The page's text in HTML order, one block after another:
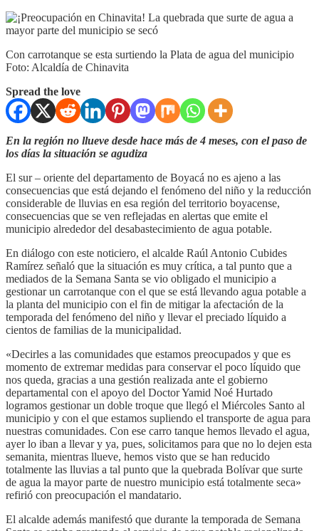
Con carrotanque se esta surtiendo la Plata de agua del municipio
Foto: Alcaldía de Chinavita
Spread the love
En la región no llueve desde hace más de 4 meses, con el paso de
los días la situación se agudiza
El sur – oriente del departamento de Boyacá no es ajeno a las
consecuencias que está dejando el fenómeno del niño y la reducción
considerable de lluvias en esa región del territorio boyacense,
consecuencias que se ven reflejadas en alertas que emite el
municipio alrededor del desabastecimiento de agua potable.
En diálogo con este noticiero, el alcalde Raúl Antonio Cubides
Ramírez señaló que la situación es muy crítica, a tal punto que a
mediados de la Semana Santa se vio obligado el municipio a
gestionar un carrotanque con el que se está llevando agua potable a
la planta del municipio con el fin de mitigar la afectación de la
temporada del fenómeno del niño y llevar el preciado líquido a
cientos de familias de la municipalidad.
«Decirles a las comunidades que estamos preocupados y que es
momento de extremar medidas para conservar el poco líquido que
nos queda, gracias a una gestión realizada ante el gobierno
departamental con el apoyo del Doctor Yamid Noé Hurtado
logramos gestionar un doble troque que llegó el Miércoles Santo al
municipio y con el que estamos supliendo el transporte de agua para
nuestras comunidades. Con ese carro tanque hemos llevado el agua,
ayer lo iban a llevar y ya, pues, solicitamos para que no lo dejen esta
semanita, mientras llueve, hemos visto que se han reducido
totalmente las lluvias a tal punto que la quebrada Bolívar que surte
de agua la mayor parte de nuestro municipio está totalmente seca»
refirió con preocupación el mandatario.
El alcalde además manifestó que durante la temporada de Semana